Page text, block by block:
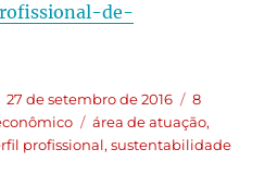
de-
27 de setembro de 2016
8
área de atuação,
profissional,sustentabilidade